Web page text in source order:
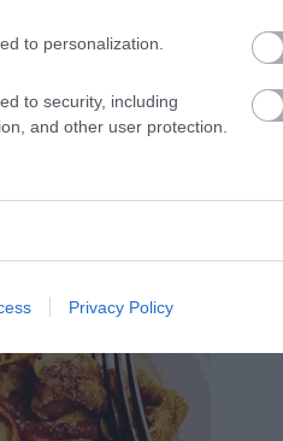
to personalization.
to security, including
and other user protection.
Privacy Policy